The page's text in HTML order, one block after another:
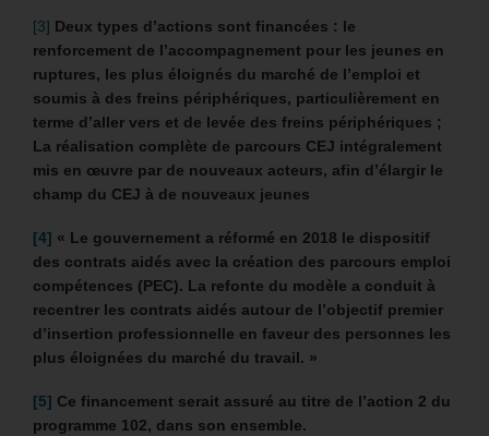
[3] Deux types d’actions sont financées : le
renforcement de l’accompagnement pour les jeunes en
ruptures, les plus éloignés du marché de l’emploi et
soumis à des freins périphériques, particulièrement en
terme d’aller vers et de levée des freins périphériques ;
La réalisation complète de parcours CEJ intégralement
mis en œuvre par de nouveaux acteurs, afin d’élargir le
champ du CEJ à de nouveaux jeunes
[4] « Le gouvernement a réformé en 2018 le dispositif
des contrats aidés avec la création des parcours emploi
compétences (PEC). La refonte du modèle a conduit à
recentrer les contrats aidés autour de l’objectif premier
d’insertion professionnelle en faveur des personnes les
plus éloignées du marché du travail. »
[5] Ce financement serait assuré au titre de l’action 2 du
programme 102, dans son ensemble.